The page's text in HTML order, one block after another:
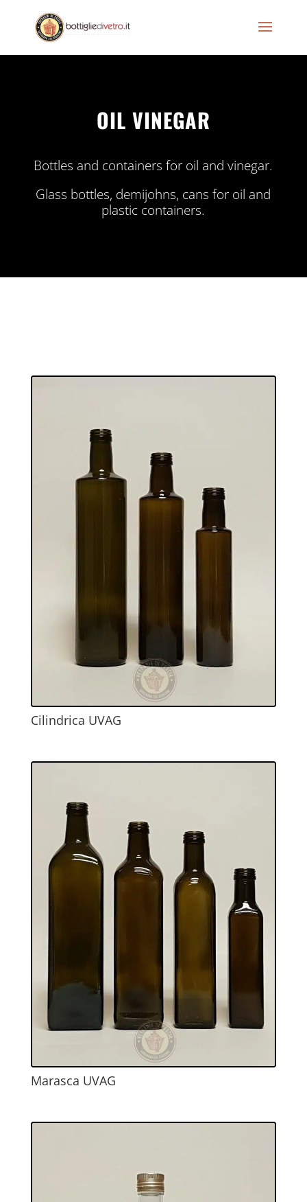
OIL VINEGAR
Bottles and containers for oil and vinegar.
Glass bottles, demijohns, cans for oil and
plastic containers.
Cilindrica UVAG
Marasca UVAG